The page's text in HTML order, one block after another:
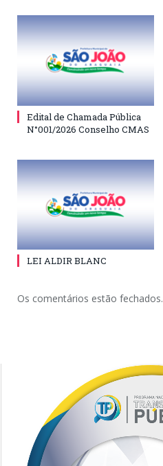
Edital de Chamada Pública
N°001/2026 Conselho CMAS
LEI ALDIR BLANC
Os comentários estão fechados.